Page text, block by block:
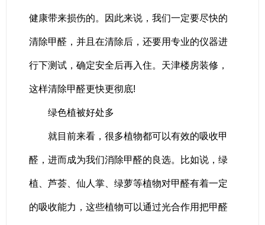
健康带来损伤的。因此来说，我们一定要尽快的
清除甲醛，并且在清除后，还要用专业的仪器进
行下测试，确定安全后再入住。天津楼房装修，
这样清除甲醛更快更彻底!
绿色植被好处多
就目前来看，很多植物都可以有效的吸收甲
醛，进而成为我们消除甲醛的良选。比如说，绿
植、芦荟、仙人掌、绿萝等植物对甲醛有着一定
的吸收能力，这些植物可以通过光合作用把甲醛